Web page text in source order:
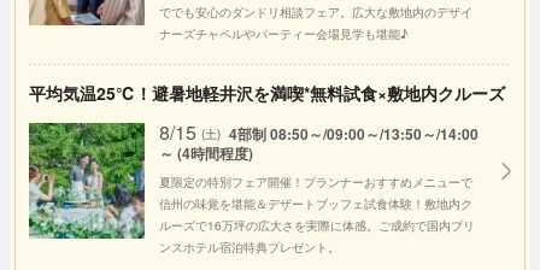
ででも安心のダンドリ相談フェア。広大な敷地内のデザイ
ナーズチャペルやパーティー会場見学も堪能♪
平均気温25℃！避暑地軽井沢を満喫*無料試食×敷地内クルーズ
8/15 (土) 4部制 08:50～/09:00～/13:50～/14:00
～ (4時間程度)
夏限定の特別フェア開催！プランナーおすすめメニューで
信州の味覚を堪能＆デザートブッフェ試食体験！敷地内ク
ルーズで16万坪の広大さを実際に体感。ご成約で国内プリ
ンスホテル宿泊特典プレゼント。